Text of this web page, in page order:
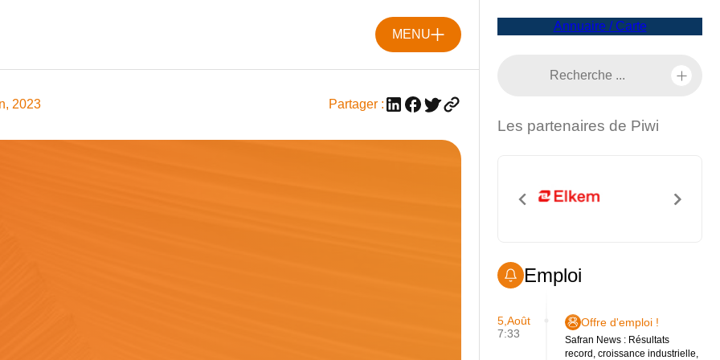
MENU
2023 Partager :
Annuaire / Carte
Les partenaires de Piwi
Emploi
5,Août
7:33
Offre d'emploi !
Safran News : Résultats
record, croissance industrielle,